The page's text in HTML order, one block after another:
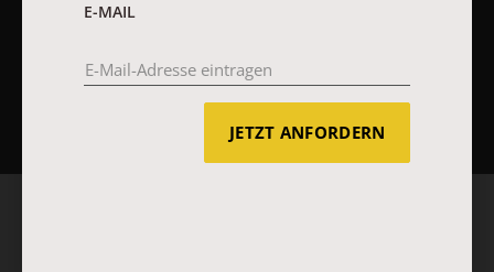
NACH OBEN
E-MAIL
JETZT ANFORDERN